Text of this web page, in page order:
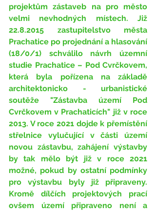
projektům zástaveb na pro město
velmi nevhodných místech. Již
22.8.2015 zastupitelstvo města
Prachatice po projednání a hlasování
(18/0/1) schválilo návrh územní
studie Prachatice – Pod Cvrčkovem,
která byla pořízena na základě
architektonicko - urbanistické
soutěže "Zástavba území Pod
Cvrčkovem v Prachaticích" již v roce
2013. V roce 2021 dojde k přemístění
střelnice vylučující v části území
novou zástavbu, zahájení výstavby
by tak mělo být již v roce 2021
možné, pokud by ostatní podmínky
pro výstavbu byly již připraveny.
Kromě dílčích projektových prací
ovšem území připraveno není a